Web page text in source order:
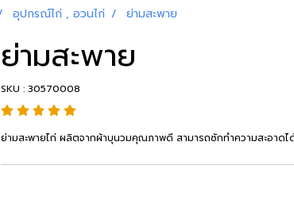
อุปกรณ์ไก่ , อวนไก่ ย่ามสะพาย
ย่ามสะพาย
SKU : 30570008
ย่ามสะพายไก่ ผลิตจากผ้าบุนวมคุณภาพดี สามารถซักทำความสะอาดไ